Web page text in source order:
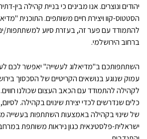
יהודים ונוצרים. אנו מבינים כי בניית קהילה בין-
הסטטוס-קוו ויצירת חיים משותפים. התוכנית
להתמודד עם פער זה, בעזרת סיוע למשתתפות/
ברחוב הירושלמי.
השתתפותכם ב"מדיאלוג לעשייה" יאפשר לכם
עמוק שנוגע בנושאים הקריטיים של הסכסוך
לקהילה להתמודד עם הכאב העצום שכולנו
כלים שנדרשים לכדי יצירת שינוים בקהילה.
של שינוי בקהילה באמצעות השתתפות בעשייה
ישראלית-פלסטינאית כגון ניראות משותפת